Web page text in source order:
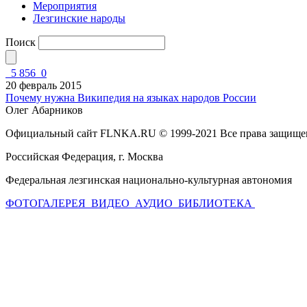
Мероприятия
Лезгинские народы
Поиск
5 856 0
20 февраль 2015
Почему нужна Википедия на языках народов России
Олег Абарников
Официальный сайт FLNKA.RU © 1999-2021 Все права
Российская Федерация, г. Москва
Федеральная лезгинская национально-культурная автономия
ФОТОГАЛЕРЕЯ ВИДЕО АУДИО БИБЛИОТЕКА